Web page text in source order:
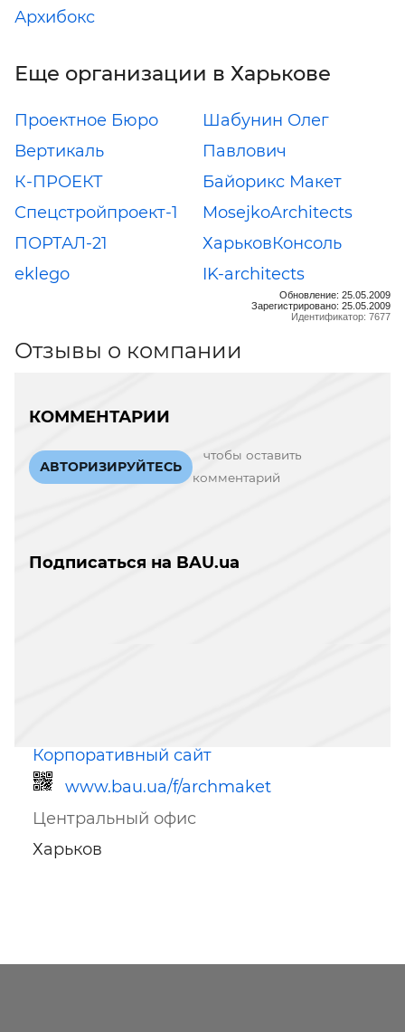
Архибокс
Еще организации в Харькове
Проектное Бюро
Вертикаль
Шабунин Олег
Павлович
К-ПРОЕКТ
Байорикс Макет
Спецстройпроект-1
MosejkoArchitects
ПОРТАЛ-21
ХарьковКонсоль
eklego
IK-architects
Обновление: 25.05.2009
Зарегистрировано: 25.05.2009
Идентификатор: 7677
Отзывы о компании
КОММЕНТАРИИ
АВТОРИЗИРУЙТЕСЬ
чтобы оставить
комментарий
Подписаться на BAU.ua
Корпоративный сайт
www.bau.ua/f/archmaket
Центральный офис
Харьков